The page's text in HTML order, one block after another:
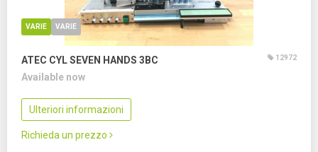
VARIE VARIE
ATEC CYL SEVEN HANDS 3BC 12972
Available now
Ulteriori informazioni
Richieda un prezzo